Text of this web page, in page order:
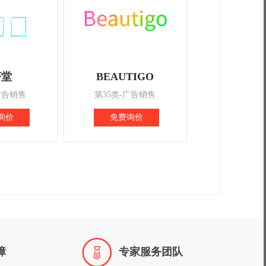
销售
价
BEAUTIGO
第35类-广告销售
免费询价
 专家服务团队